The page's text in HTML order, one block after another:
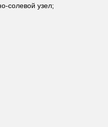
солевой узел;